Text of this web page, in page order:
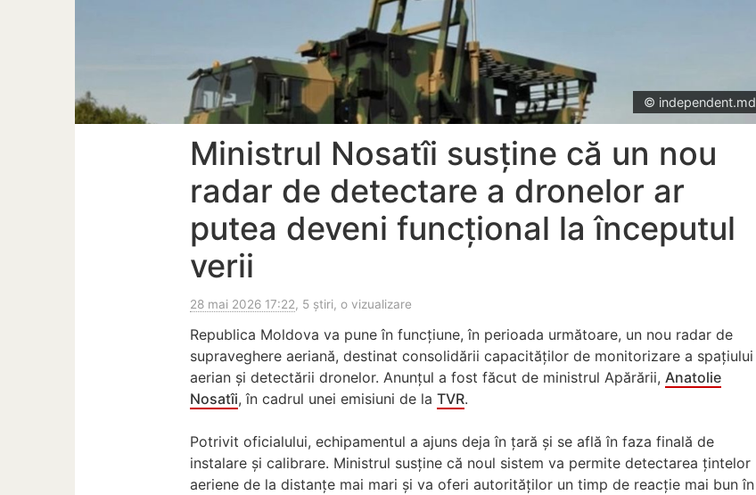
© independent.md
Ministrul Nosatîi susține că un nou
radar de detectare a dronelor ar
putea deveni funcțional la începutul
verii
28 mai 2026 17:22, 5 știri, o vizualizare
Republica Moldova va pune în funcțiune, în perioada următoare, un nou radar de
supraveghere aeriană, destinat consolidării capacităților de monitorizare a spațiului
aerian și detectării dronelor. Anunțul a fost făcut de ministrul Apărării, Anatolie
Nosatîi, în cadrul unei emisiuni de laTVR.
Potrivit oficialului, echipamentul a ajuns deja în țară și se află în faza finală de
instalare și calibrare. Ministrul susține că noul sistem va permite detectarea țintelor
aeriene de la distanțe mai mari și va oferi autorităților un timp de reacție mai bun în